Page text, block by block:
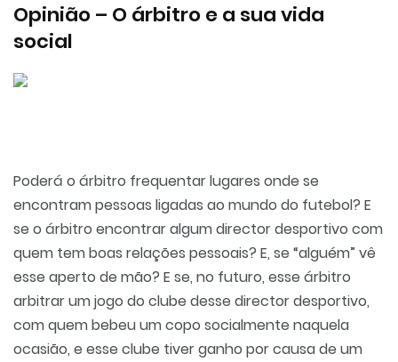
Opinião – O árbitro e a sua vida
social
Poderá o árbitro frequentar lugares onde se
encontram pessoas ligadas ao mundo do futebol? E
se o árbitro encontrar algum director desportivo com
quem tem boas relações pessoais? E, se “alguém” vê
esse aperto de mão? E se, no futuro, esse árbitro
arbitrar um jogo do clube desse director desportivo,
com quem bebeu um copo socialmente naquela
ocasião, e esse clube tiver ganho por causa de um